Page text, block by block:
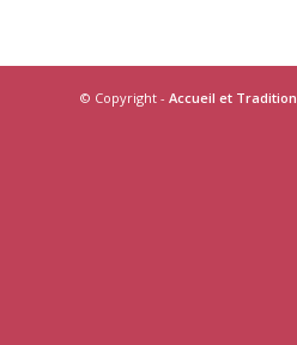
© Copyright - Accueil et Tradition